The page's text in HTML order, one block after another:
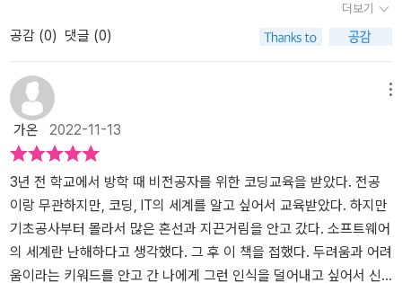
는 잊기 쉬운 점을 두 줄로 간단명료하게 정의한다.구현에 드는 수고
보다 유지 보수에 드는 수고를 줄이는 게 더 중요하다.유지 보수에 드
는 수고는 시스템의 복잡성에 비례한다.메소드 하나가 400라인이 넘
는 소스를 한땀한땀 따라가면서 분석하고 있는 요즘 너무 와닿는 내
용이었다. 이어지는 장에서는 복잡성과 단순성이란 개념에 대해 흥미
롭게 풀어간다.특히 앞서 얘기 했지만 개발자 관점을 넘어 개발팀과
팀의 리더 혹은 프로젝트 관리자의 관점에서 필요한 이야기를 많이
하고 있다. “소프트웨어 회사에서 코드 복잡성을 다루는 법”에서는
복잡한 코드베이스를 단순하게 만들기 위해 관리자가 각 팀원들의 문
제를 해결하는데 도움을 줄 수 있는 방법을 6단계로 나눠서 설명하기
도 한다.이 외에도 디버깅, 테스트, 프라이버시 등과 같은 다양한 이야
기를 담고 있다. 개발자라면 한번쯤은 읽어 보면 좋을 내용이라고 생
를 수필처럼 쓴 책이네요.하지만, 좀 더 단순하게 그래서, 단점으로는
좀 더 사례등을 들어서 설명이 있었으면 좋았을 것 같습니다.경험이
없다면 동감하지 어렵지 않을까? 그렇지만, 동감할 만큼 경험이 있다
면 이 책이 필요할까?또 조엘이 유머감각은 좀 더 높은 것 같습니다.3
6장 '프로그래머가 개떡 같은 이유' 타이틀은 자극적이지만 내용은 개
발을 되돌아 보게하는 좋은 내용이라고 생각한다.단점이라면, 책 전
체적으로 실제 프로그래머의 입장보다는 품질관리자로서의 입장에서
바라본 내용이라,실무를 하는 프로그래머에게는 거북한 내용이 있다
것을 들 수 있을 것 같다.뛰어난 프로그래머가 되고자 하는 마음이 있
어야만 뛰어난 프로그래머가 될 수 있다- P16
더보기
공감 (0) 댓글 (0)
가온 2022-11-13
3년 전 학교에서 방학 때 비전공자를 위한 코딩교육을 받았다. 전공
이랑 무관하지만, 코딩, IT의 세계를 알고 싶어서 교육받았다. 하지만
기초공사부터 몰라서 많은 혼선과 지끈거림을 안고 갔다. 소프트웨어
의 세계란 난해하다고 생각했다. 그 후 이 책을 접했다. 두려움과 어려
움이라는 키워드를 안고 간 나에게 그런 인식을 덜어내고 싶어서 신